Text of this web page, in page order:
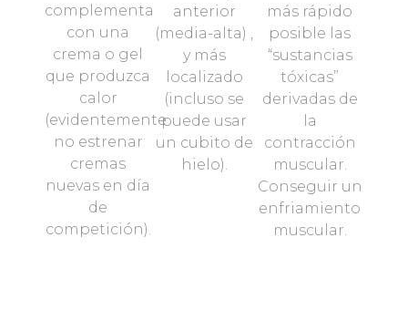
complementa
con una
crema o gel
que produzca
calor
(evidentemente
no estrenar
cremas
nuevas en día
de
competición).
anterior
(media-alta) ,
y más
localizado
(incluso se
puede usar
un cubito de
hielo).
más rápido
posible las
“sustancias
tóxicas”
derivadas de
la
contracción
muscular.
Conseguir un
enfriamiento
muscular.